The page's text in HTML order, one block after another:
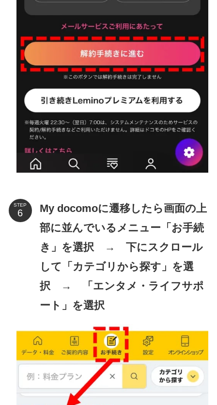
STEP
My docomoに遷移したら画面の上
部に並んでいるメニュー「お手続
き」を選択 → 下にスクロール
して「カテゴリから探す」を選
択 → 「エンタメ・ライフサポ
ート」を選択